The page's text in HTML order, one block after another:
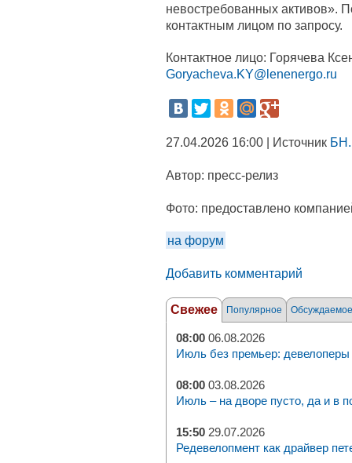
невостребованных активов».
контактным лицом по запросу.
Контактное лицо: Горячева
Goryacheva.KY@lenenergo.ru
27.04.2026 16:00 | Источник
Автор: пресс-релиз
Фото: предоставлено
на форум
Добавить комментарий
Свежее Популярное Обсуждаемое
08:00 06.08.2026
Июль без премьер: девелоперы
08:00 03.08.2026
Июль – на дворе пусто, да и в
15:50 29.07.2026
Редевелопмент как драйвер